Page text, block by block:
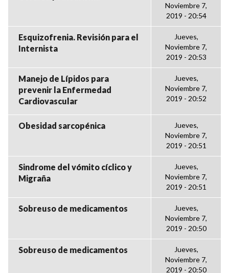
Noviembre 7,
2019 - 20:54
Esquizofrenia. Revisión para el
Internista
Jueves,
Noviembre 7,
2019 - 20:53
Manejo de Lípidos para
prevenir la Enfermedad
Cardiovascular
Jueves,
Noviembre 7,
2019 - 20:52
Obesidad sarcopénica
Jueves,
Noviembre 7,
2019 - 20:51
Sindrome del vómito cíclico y
Migraña
Jueves,
Noviembre 7,
2019 - 20:51
Sobreuso de medicamentos
Jueves,
Noviembre 7,
2019 - 20:50
Sobreuso de medicamentos
Jueves,
Noviembre 7,
2019 - 20:50